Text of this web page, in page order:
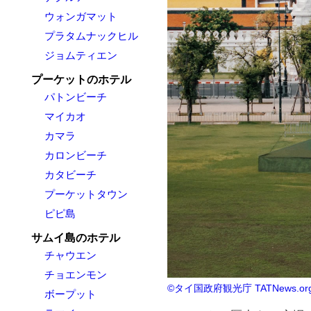
ウォンガマット
プラタムナックヒル
ジョムティエン
プーケットのホテル
パトンビーチ
マイカオ
カマラ
カロンビーチ
カタビーチ
プーケットタウン
ピピ島
サムイ島のホテル
チャウエン
チョエンモン
ボープット
©タイ国政府観光庁